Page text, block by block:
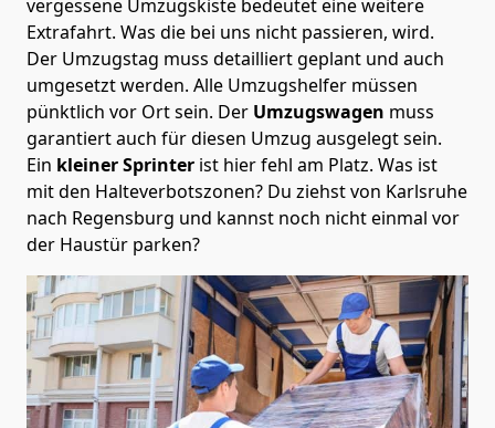
vergessene Umzugskiste bedeutet eine weitere
Extrafahrt. Was die bei uns nicht passieren, wird.
Der Umzugstag muss detailliert geplant und auch
umgesetzt werden. Alle Umzugshelfer müssen
pünktlich vor Ort sein. Der Umzugswagen muss
garantiert auch für diesen Umzug ausgelegt sein.
Ein kleiner Sprinter ist hier fehl am Platz. Was ist
mit den Halteverbotszonen? Du ziehst von Karlsruhe
nach Regensburg und kannst noch nicht einmal vor
der Haustür parken?